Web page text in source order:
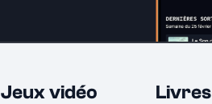
Jeux vidéo Livres